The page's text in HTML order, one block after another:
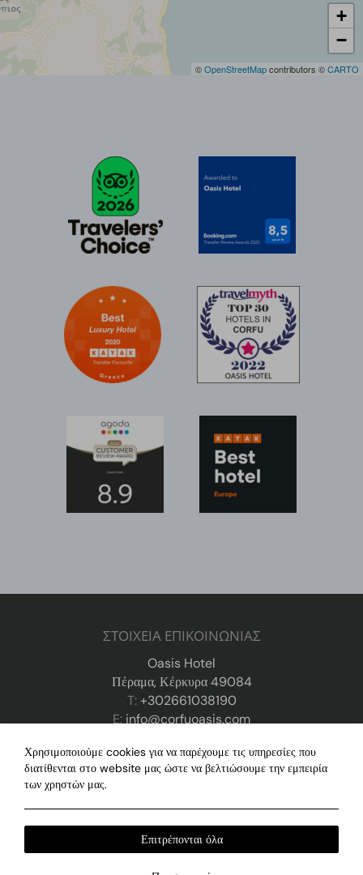
+
−
©OpenStreetMapcontributors ©CARTO
ΣΤΟΙΧΕΙΑ ΕΠΙΚΟΙΝΩΝΙΑΣ
Oasis Hotel
Πέραμα, Κέρκυρα 49084
T:+302661038190
E: info@corfuoasis.com
Live Camera
Χρησιμοποιούμε cookies για να παρέχουμε τις υπηρεσίες που
διατίθενται στο website μας ώστε να βελτιώσουμε την εμπειρία
των χρηστών μας.
Επιτρέπονται όλα